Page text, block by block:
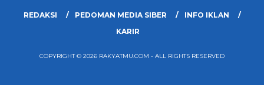
REDAKSI PEDOMAN MEDIA SIBER
INFO IKLAN
KARIR
COPYRIGHT © 2026 RAKYATMU.COM - ALL RIGHTS RESERVED